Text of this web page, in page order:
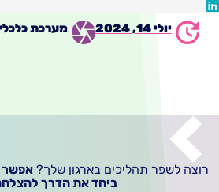
מערכת כלכליסט | אלכס
תהליכים בארגון שלך?אפשר ליצור
ביחד את הדרך להצלחה שלך